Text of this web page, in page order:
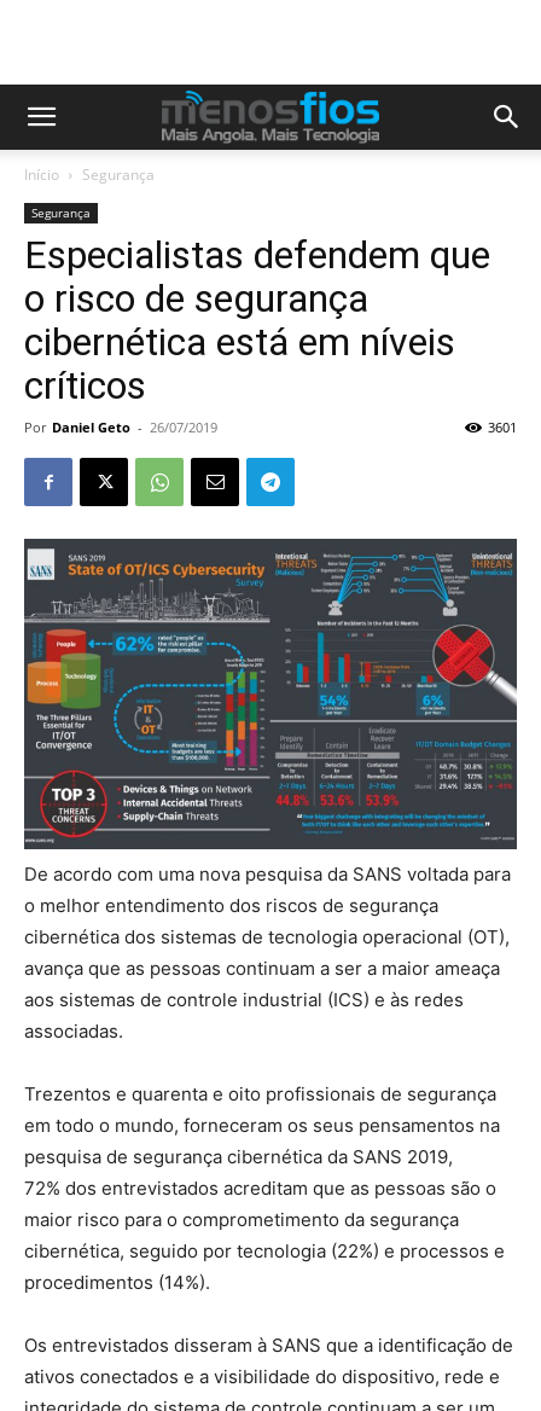
Início Segurança
Segurança
Especialistas defendem que
o risco de segurança
cibernética está em níveis
críticos
Por Daniel Geto - 26/07/2019 3601
De acordo com uma nova pesquisa da SANS voltada para
o melhor entendimento dos riscos de segurança
cibernética dos sistemas de tecnologia operacional (OT),
avança que as pessoas continuam a ser a maior ameaça
aos sistemas de controle industrial (ICS) e às redes
associadas.
Trezentos e quarenta e oito profissionais de segurança
em todo o mundo, forneceram os seus pensamentos na
pesquisa de segurança cibernética da SANS 2019,
72% dos entrevistados acreditam que as pessoas são o
maior risco para o comprometimento da segurança
cibernética, seguido por tecnologia (22%) e processos e
procedimentos (14%).
Os entrevistados disseram à SANS que a identificação de
ativos conectados e a visibilidade do dispositivo, rede e